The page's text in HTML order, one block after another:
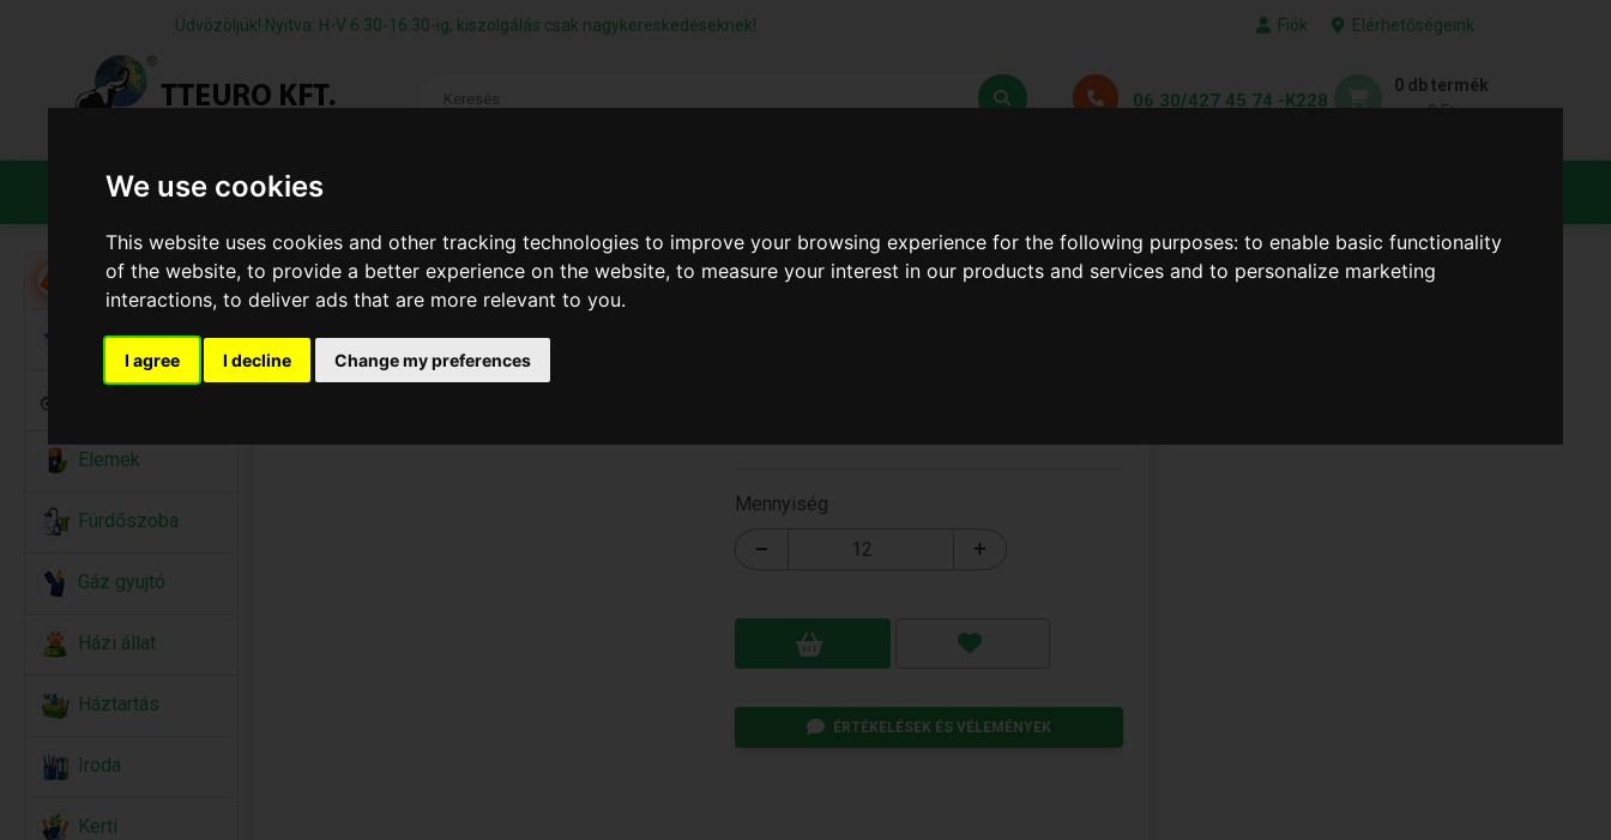
We use cookies
This website uses cookies and other tracking technologies to improve your browsing experience for the following purposes:to enable basic functionality
of the website,to provide a better experience on the website,to measure your interest in our products and services and to personalize marketing
interactions,to deliver ads that are more relevant to you.
I agree I decline Change my preferences
Üdvözöljük! Nyitva: H-V 6:30-16:30-ig, kiszolgálás csak nagykereskedéseknek! Fiók Elérhetőségeink
06 30/427 45 74 -K228
0 db termék
0 Ft
TERMÉKEK
Akció
Alkalmi Kellékek
Elemek
Fürdőszoba
Gáz gyujtó
Házi állat
Háztartás
Iroda
Kerti
Mennyiség
ÉRTÉKELÉSEK ÉS VÉLEMÉNYEK